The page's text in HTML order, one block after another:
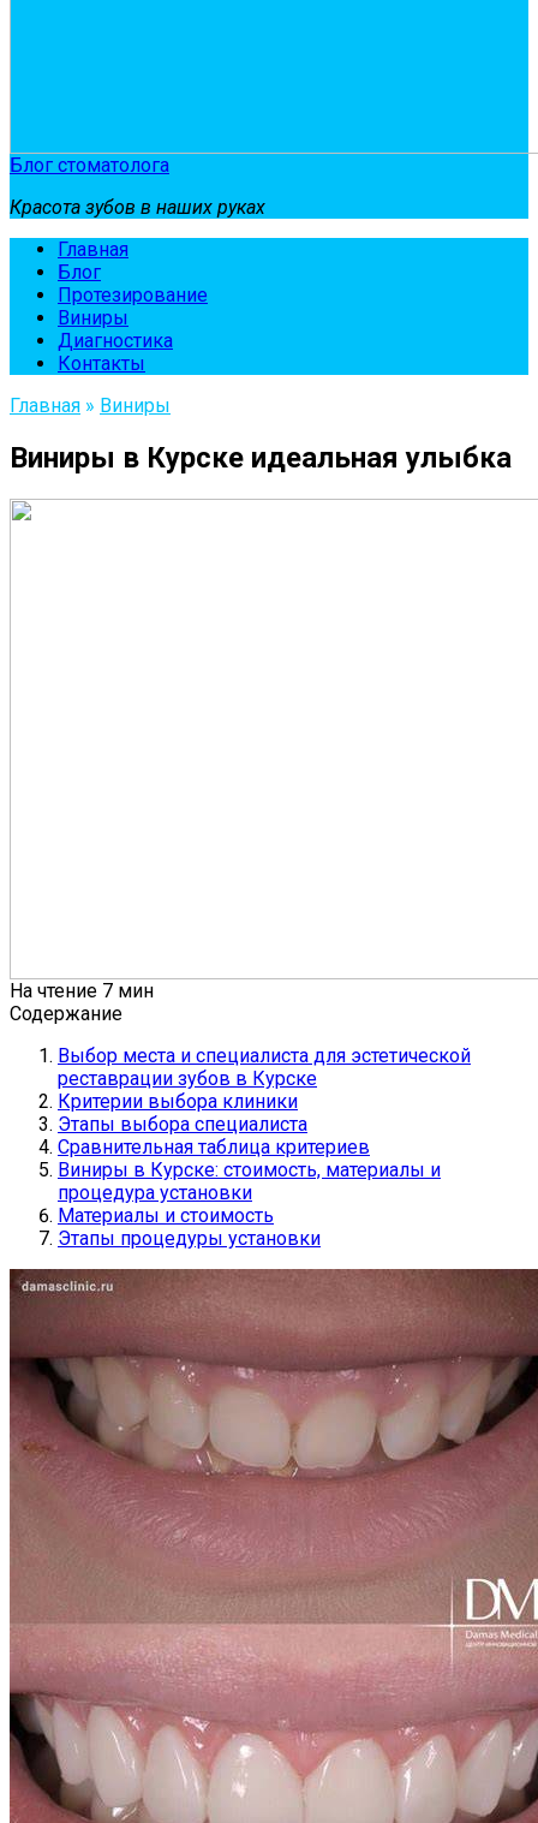
Блог стоматолога
Красота зубов в наших руках
Главная
Блог
Протезирование
Виниры
Диагностика
Контакты
Главная » Виниры
Виниры в Курске идеальная улыбка
На чтение 7 мин
Содержание
Выбор места и специалиста для эстетической
реставрации зубов в Курске
Критерии выбора клиники
Этапы выбора специалиста
Сравнительная таблица критериев
Виниры в Курске: стоимость, материалы и
процедура установки
Материалы и стоимость
Этапы процедуры установки